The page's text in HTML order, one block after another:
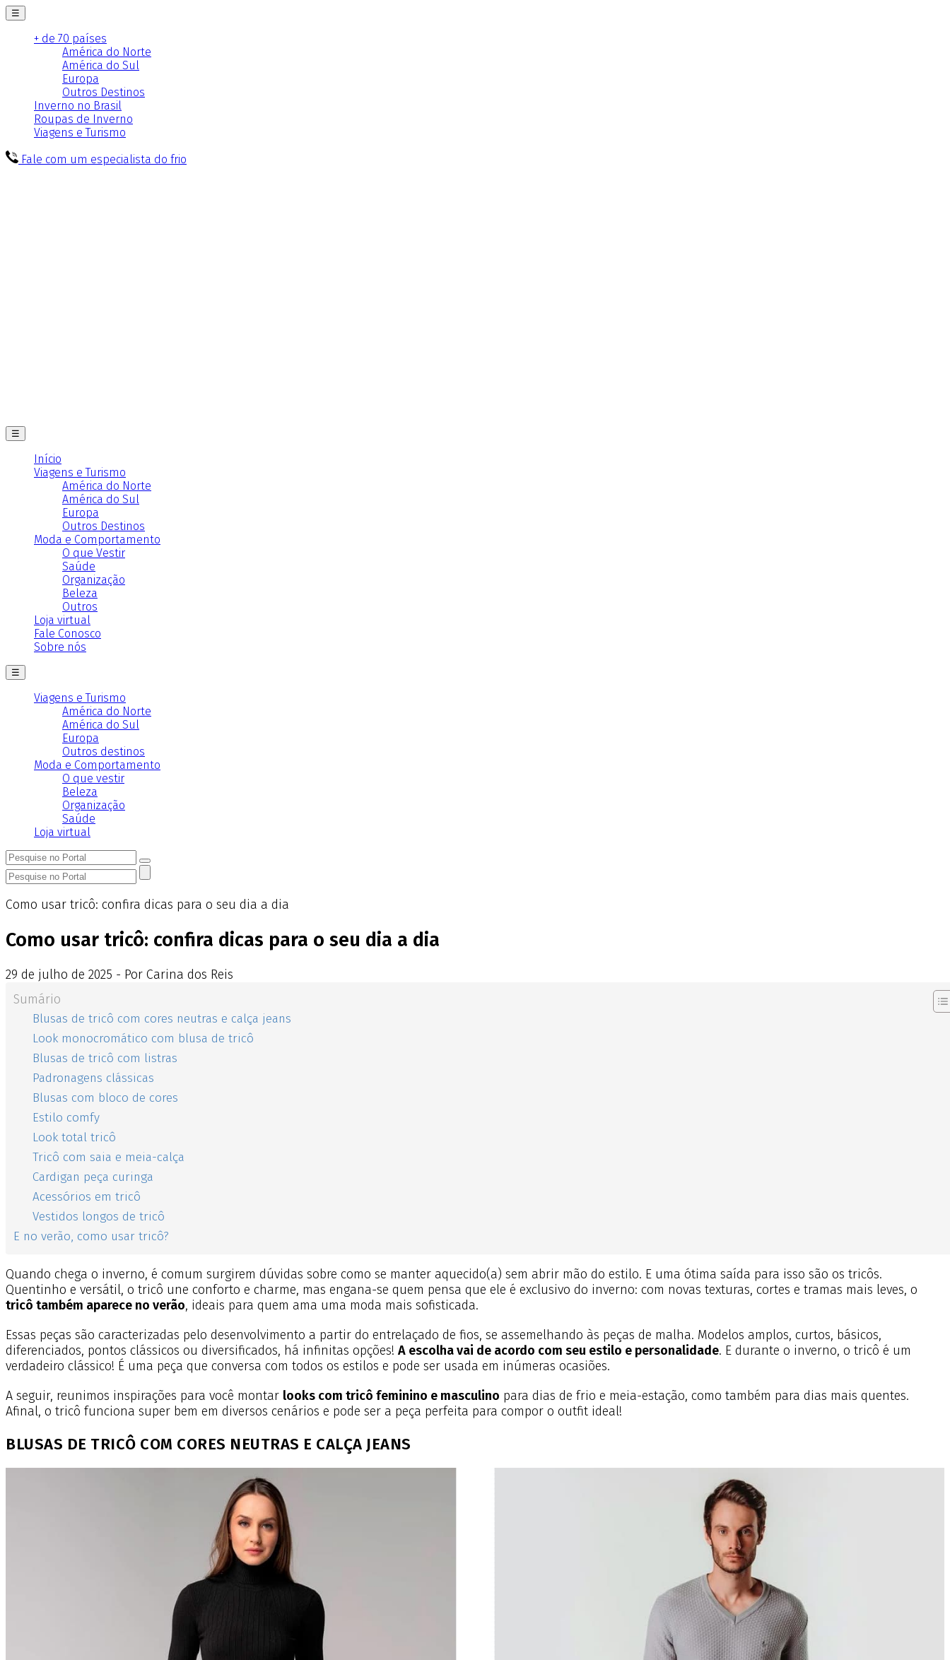
☰
+ de 70 países
América do Norte
América do Sul
Europa
Outros Destinos
Inverno no Brasil
Roupas de Inverno
Viagens e Turismo
Fale com um especialista do frio
☰
Início
Viagens e Turismo
América do Norte
América do Sul
Europa
Outros Destinos
Moda e Comportamento
O que Vestir
Saúde
Organização
Beleza
Outros
Loja virtual
Fale Conosco
Sobre nós
☰
Viagens e Turismo
América do Norte
América do Sul
Europa
Outros destinos
Moda e Comportamento
O que vestir
Beleza
Organização
Saúde
Loja virtual
Como usar tricô: confira dicas para o seu dia a dia
Como usar tricô: confira dicas para o seu dia a dia
29 de julho de 2025 - Por Carina dos Reis
Sumário
Blusas de tricô com cores neutras e calça jeans
Look monocromático com blusa de tricô
Blusas de tricô com listras
Padronagens clássicas
Blusas com bloco de cores
Estilo comfy
Look total tricô
Tricô com saia e meia-calça
Cardigan peça curinga
Acessórios em tricô
Vestidos longos de tricô
E no verão, como usar tricô?
Quando chega o inverno, é comum surgirem dúvidas sobre como se manter aquecido(a) sem abrir mão do estilo. E uma ótima saída para isso são os tricôs.
Quentinho e versátil, o tricô une conforto e charme, mas engana-se quem pensa que ele é exclusivo do inverno: com novas texturas, cortes e tramas mais leves, o
tricô também aparece no verão, ideais para quem ama uma moda mais sofisticada.
Essas peças são caracterizadas pelo desenvolvimento a partir do entrelaçado de fios, se assemelhando às peças de malha. Modelos amplos, curtos, básicos,
diferenciados, pontos clássicos ou diversificados, há infinitas opções! A escolha vai de acordo com seu estilo e personalidade. E durante o inverno, o tricô é um
verdadeiro clássico! É uma peça que conversa com todos os estilos e pode ser usada em inúmeras ocasiões.
A seguir, reunimos inspirações para você montar looks com tricô feminino e masculino para dias de frio e meia-estação, como também para dias mais quentes.
Afinal, o tricô funciona super bem em diversos cenários e pode ser a peça perfeita para compor o outfit ideal!
BLUSAS DE TRICÔ COM CORES NEUTRAS E CALÇA JEANS